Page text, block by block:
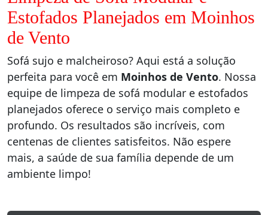
Estofados Planejados em Moinhos
de Vento
Sofá sujo e malcheiroso? Aqui está a solução
perfeita para você em Moinhos de Vento. Nossa
equipe de limpeza de sofá modular e estofados
planejados oferece o serviço mais completo e
profundo. Os resultados são incríveis, com
centenas de clientes satisfeitos. Não espere
mais, a saúde de sua família depende de um
ambiente limpo!